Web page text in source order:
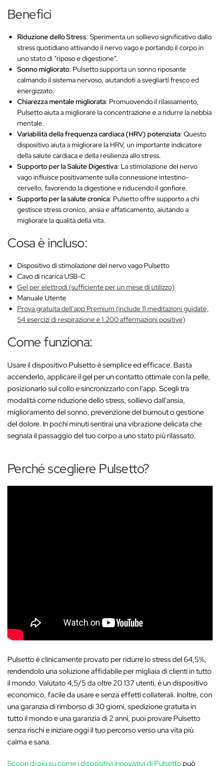
Benefici
Riduzione dello Stress: Sperimenta un sollievo significativo dallo
stress quotidiano attivando il nervo vago e portando il corpo in
uno stato di “riposo e digestione”.
Sonno migliorato: Pulsetto supporta un sonno riposante
calmando il sistema nervoso, aiutandoti a svegliarti fresco ed
energizzato.
Chiarezza mentale migliorata: Promuovendo il rilassamento,
Pulsetto aiuta a migliorare la concentrazione e a ridurre la nebbia
mentale.
Variabilità della frequenza cardiaca (HRV) potenziata: Questo
dispositivo aiuta a migliorare la HRV, un importante indicatore
della salute cardiaca e della resilienza allo stress.
Supporto per la Salute Digestiva: La stimolazione del nervo
vago influisce positivamente sulla connessione intestino-
cervello, favorendo la digestione e riducendo il gonfiore.
Supporto per la salute cronica: Pulsetto offre supporto a chi
gestisce stress cronico, ansia e affaticamento, aiutando a
migliorare la qualità della vita.
Cosa è incluso:
Dispositivo di stimolazione del nervo vago Pulsetto
Cavo di ricarica USB-C
Gel per elettrodi (sufficiente per un mese di utilizzo)
Manuale Utente
Prova gratuita dell'app Premium (include 11 meditazioni guidate,
54 esercizi di respirazione e 1.200 affermazioni positive)
Come funziona:
Usare il dispositivo Pulsetto è semplice ed efficace. Basta
accenderlo, applicare il gel per un contatto ottimale con la pelle,
posizionarlo sul collo e sincronizzarlo con l'app. Scegli tra
modalità come riduzione dello stress, sollievo dall'ansia,
miglioramento del sonno, prevenzione del burnout o gestione
del dolore. In pochi minuti sentirai una vibrazione delicata che
segnala il passaggio del tuo corpo a uno stato più rilassato.
Perché scegliere Pulsetto?
Pulsetto è clinicamente provato per ridurre lo stress del 64,5%,
rendendolo una soluzione affidabile per migliaia di clienti in tutto
il mondo. Valutato 4,5/5 da oltre 20.137 utenti, è un dispositivo
economico, facile da usare e senza effetti collaterali. Inoltre, con
una garanzia di rimborso di 30 giorni, spedizione gratuita in
tutto il mondo e una garanzia di 2 anni, puoi provare Pulsetto
senza rischi e iniziare oggi il tuo percorso verso una vita più
calma e sana.
Scopri di più su come i dispositivi innovativi di Pulsetto può